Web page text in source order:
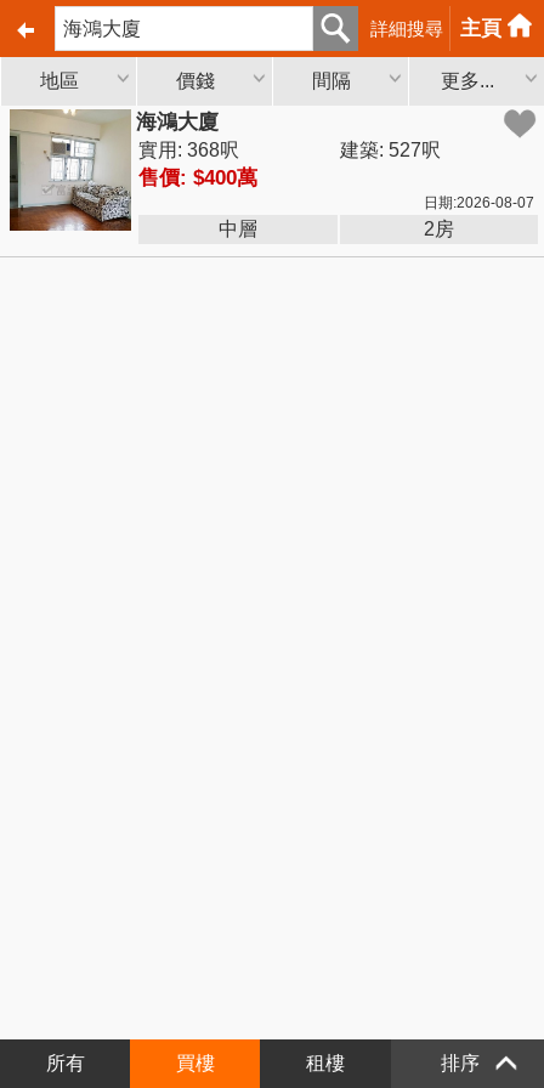
詳細搜尋 主頁
地區 價錢 間隔 更多...
海鴻大廈
實用: 368呎 建築: 527呎
售價: $400萬
日期:2026-08-07
中層 2房
所有 買樓 租樓 排序